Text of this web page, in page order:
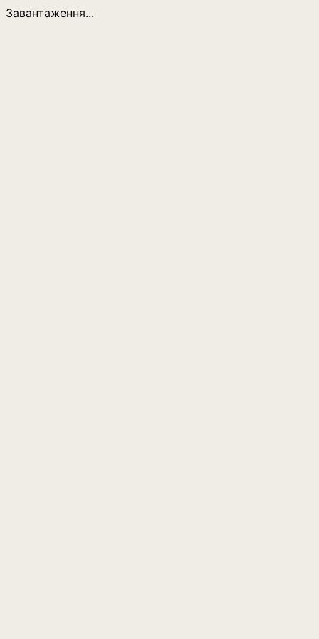
Завантаження...